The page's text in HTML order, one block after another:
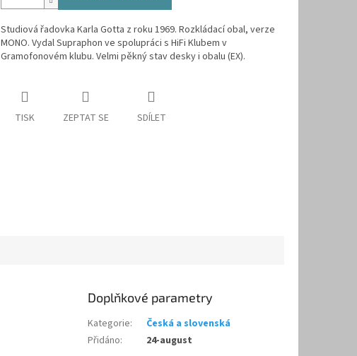
Studiová řadovka Karla Gotta z roku 1969. Rozkládací obal, verze
MONO. Vydal Supraphon ve spolupráci s HiFi Klubem v
Gramofonovém klubu. Velmi pěkný stav desky i obalu (EX).
TISK ZEPTAT SE SDÍLET
Doplňkové parametry
Kategorie:
Česká a slovenská
Přidáno: 24-august